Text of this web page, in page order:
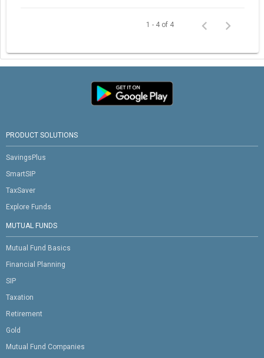
1 - 4 of 4
PRODUCT SOLUTIONS
SavingsPlus
SmartSIP
TaxSaver
Explore Funds
MUTUAL FUNDS
Mutual Fund Basics
Financial Planning
SIP
Taxation
Retirement
Gold
Mutual Fund Companies